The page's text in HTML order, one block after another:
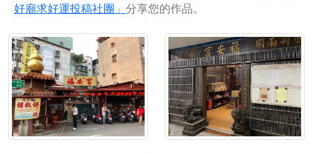
好廟求好運投稿社團」 分享您的作品。